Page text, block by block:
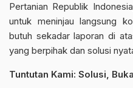
Pertanian Republik
untuk meninjau langsung
butuh sekadar laporan di
yang berpihak dan solusi
Tuntutan Kami: Solusi,